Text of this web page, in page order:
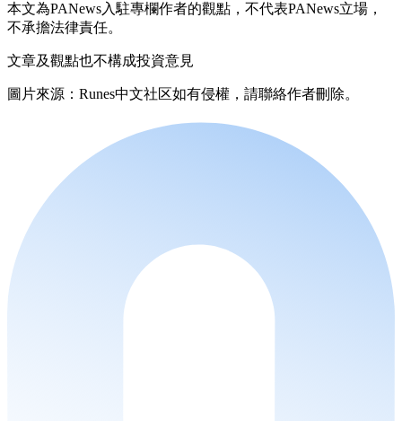
本文為PANews入駐專欄作者的觀點，不代表PANews立場，
不承擔法律責任。
文章及觀點也不構成投資意見
圖片來源：Runes中文社区如有侵權，請聯絡作者刪除。